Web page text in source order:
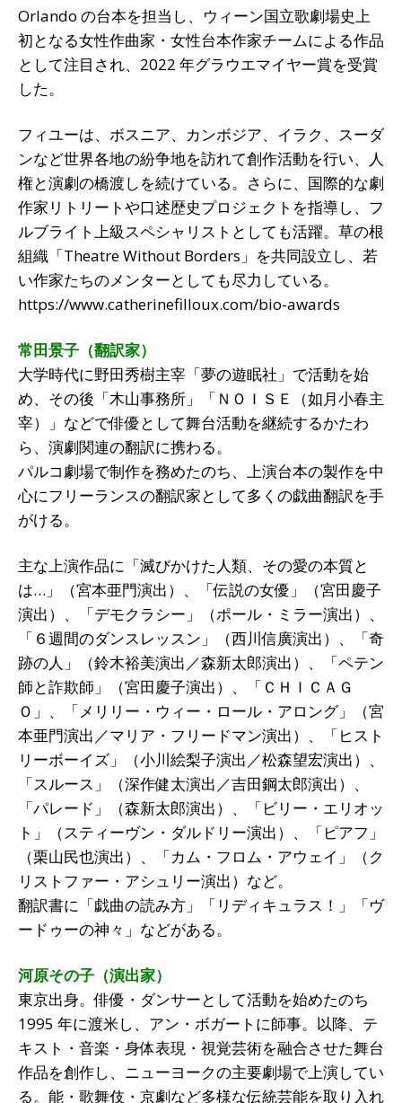
Orlando の台本を担当し、ウィーン国立歌劇場史上
初となる女性作曲家・女性台本作家チームによる作品
として注目され、2022 年グラウエマイヤー賞を受賞
した。
フィユーは、ボスニア、カンボジア、イラク、スーダ
ンなど世界各地の紛争地を訪れて創作活動を行い、人
権と演劇の橋渡しを続けている。さらに、国際的な劇
作家リトリートや口述歴史プロジェクトを指導し、フ
ルブライト上級スペシャリストとしても活躍。草の根
組織「Theatre Without Borders」を共同設立し、若
い作家たちのメンターとしても尽力している。
https://www.catherinefilloux.com/bio-awards
常田景子（翻訳家）
大学時代に野田秀樹主宰「夢の遊眠社」で活動を始
め、その後「木山事務所」「ＮＯＩＳＥ（如月小春主
宰）」などで俳優として舞台活動を継続するかたわ
ら、演劇関連の翻訳に携わる。
パルコ劇場で制作を務めたのち、上演台本の製作を中
心にフリーランスの翻訳家として多くの戯曲翻訳を手
がける。
主な上演作品に「滅びかけた人類、その愛の本質と
は…」（宮本亜門演出）、「伝説の女優」（宮田慶子
演出）、「デモクラシー」（ポール・ミラー演出）、
「６週間のダンスレッスン」（西川信廣演出）、「奇
跡の人」（鈴木裕美演出／森新太郎演出）、「ペテン
師と詐欺師」（宮田慶子演出）、「ＣＨＩＣＡＧ
Ｏ」、「メリリー・ウィー・ロール・アロング」（宮
本亜門演出／マリア・フリードマン演出）、「ヒスト
リーボーイズ」（小川絵梨子演出／松森望宏演出）、
「スルース」（深作健太演出／吉田鋼太郎演出）、
「パレード」（森新太郎演出）、「ビリー・エリオッ
ト」（スティーヴン・ダルドリー演出）、「ピアフ」
（栗山民也演出）、「カム・フロム・アウェイ」（ク
リストファー・アシュリー演出）など。
翻訳書に「戯曲の読み方」「リディキュラス！」「ヴ
ードゥーの神々」などがある。
河原その子（演出家）
東京出身。俳優・ダンサーとして活動を始めたのち
1995 年に渡米し、アン・ボガートに師事。以降、テ
キスト・音楽・身体表現・視覚芸術を融合させた舞台
作品を創作し、ニューヨークの主要劇場で上演してい
る。能・歌舞伎・京劇など多様な伝統芸能を取り入れ